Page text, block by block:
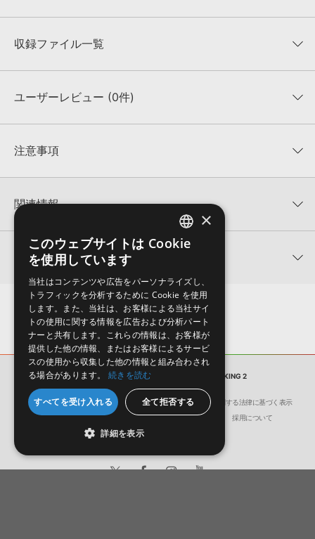
収録ファイル一覧
収録ファイル一覧
ユーザーレビュー (0件)
★★★★★
★5
★2
★1
0%
レビューをもっと見る »
注意事項
KONTAKTフォーマットは、
でお使いいただけます。無償版のKONTAKT PLAYERではお使いい
ただけませんので、ご注意ください。また、「ライブラリ・タブ」
への表示にも対応しておりません。
4GBを超えるデータに関するご注意：
FAT32でフォーマットされた
HDDには、1ファイル4GBを超えるデータを格納することができま
せん。データ容量が4GBを超えるダウンロード製品をご購入いただ
きます際には、NTFSやHFS＋でフォーマットされたHDDをご用意
いただく必要がございます。
製品の購入手続き完了後、受注確認メールとシリアルナンバーをお
知らせするメールの2通が送信されます。メールに記載されており
ます説明に沿って、製品のダウンロード／導入を行って下さい。
サンプルパック製品には、原則として日本語版操作マニュアルをご
用意しておりません。ご購入後のご不明点や詳細に関するお問い合
わせなどはテクニカルサポートまでご連絡ください。
デモソングは、製品収録サウンドを使ってできることを紹介するた
めのデモンストレーション用の楽曲です。原則として、デモソング
そのものをお使いいただくことはできません。また、デモソングを
関連情報
【Producer Loops】約4,000タイトルのサンプルパックが最大
50%OFF！サマーセール！
SYLENTH IS SHOCKING 2のサポート情報
関連サポート情報
2022.06.06
LennarDigital社「Sylenth1」のプリセット追加方法
マークのついた情報は、該当する製品のご購入ユーザー様専用となって
おります。ご覧頂くには、該当する製品をご購入頂く必要がございます。
SYLENTH IS SHOCKING 2のサポート情報
サンプルパック SYLENTH IS SHOCKING 2
会社概要 環境保護（CSR）への取り組み
特定商取引に関する法律に基づく表示
サイト動作環境
利用規約 個人情報の保護について 採用について
ENGLISH
×
このウェブサイトは Cookie
を使用しています
当社はコンテンツや広告をパーソナライズし、
トラフィックを分析するために Cookie を使用
します。また、当社は、お客様による当社サイ
トの使用に関する情報を広告および分析パート
ナーと共有します。これらの情報は、お客様が
提供した他の情報、またはお客様によるサービ
スの使用から収集した他の情報と組み合わされ
る場合があります。
続きを読む
すべてを受け入れる 全て拒否する
詳細を表示